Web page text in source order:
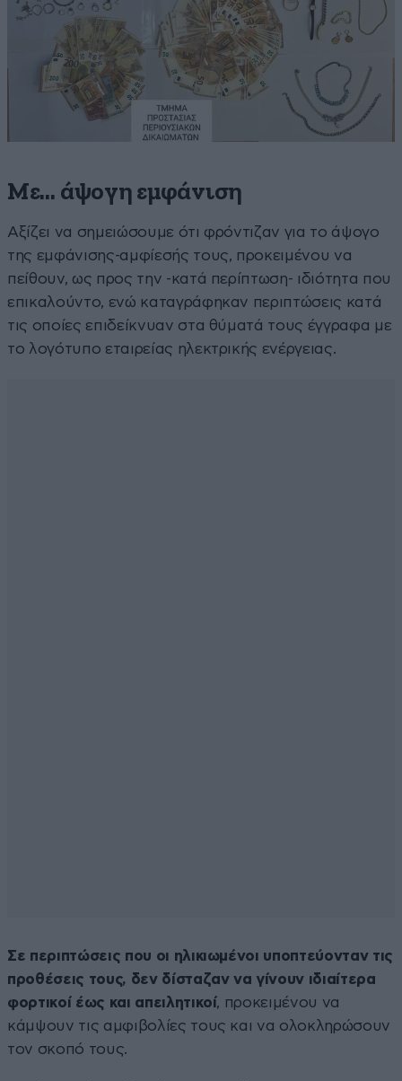
Με… άψογη εμφάνιση
Αξίζει να σημειώσουμε ότι φρόντιζαν για το άψογο
της εμφάνισης-αμφίεσής τους, προκειμένου να
πείθουν, ως προς την -κατά περίπτωση- ιδιότητα που
επικαλούντο, ενώ καταγράφηκαν περιπτώσεις κατά
τις οποίες επιδείκνυαν στα θύματά τους έγγραφα με
το λογότυπο εταιρείας ηλεκτρικής ενέργειας.
Σε περιπτώσεις που οι ηλικιωμένοι υποπτεύονταν τις
προθέσεις τους, δεν δίσταζαν να γίνουν ιδιαίτερα
φορτικοί έως και απειλητικοί, προκειμένου να
κάμψουν τις αμφιβολίες τους και να ολοκληρώσουν
τον σκοπό τους.